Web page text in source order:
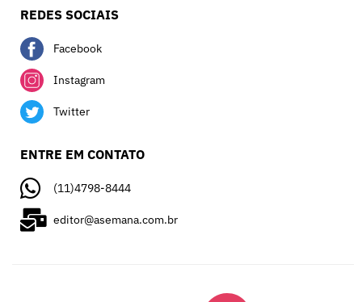
REDES SOCIAIS
Facebook
Instagram
Twitter
ENTRE EM CONTATO
(11)4798-8444
editor@asemana.com.br